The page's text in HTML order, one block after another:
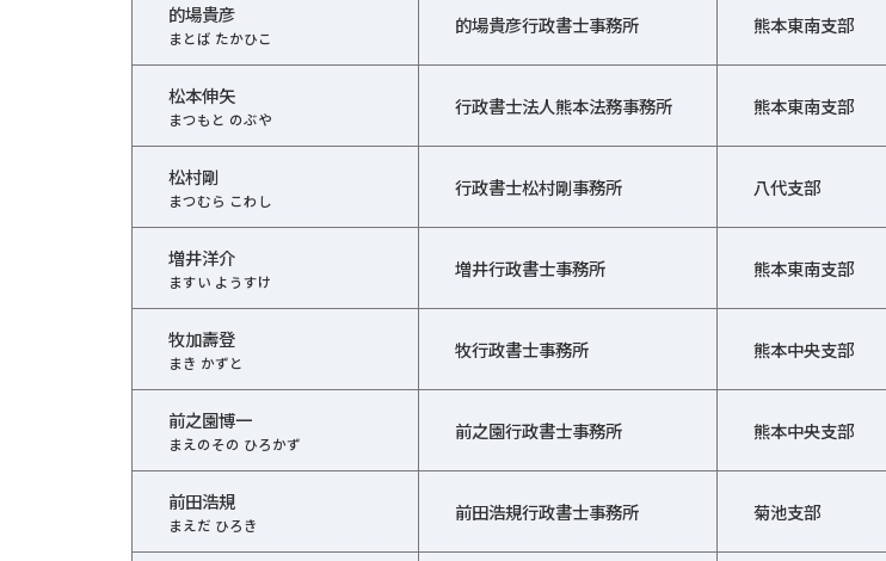
的場貴彦
まとば たかひこ
的場貴彦行政書士事務所 熊本東南支部
松本伸矢
まつもと のぶや
行政書士法人熊本法務事務所 熊本東南支部
松村剛
まつむら こわし
行政書士松村剛事務所 八代支部
増井洋介
ますい ようすけ
増井行政書士事務所 熊本東南支部
牧加壽登
まき かずと
牧行政書士事務所 熊本中央支部
前之園博一
まえのその ひろかず
前之園行政書士事務所 熊本中央支部
前田浩規
まえだ ひろき
前田浩規行政書士事務所 菊池支部